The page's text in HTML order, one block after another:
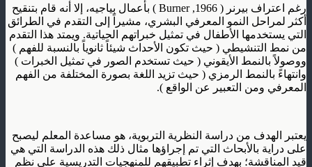
رغم اعتراف بيرنر ( Burner ,1966 ) بأعمال بياجيه، إلا أنه قام بتنقيح
أكثر لمراحل النمو المعرفي البشري، مشيراً إلى التقدم في الطرائق
التي يستخدمها الأطفال في تمثيل خبراتهم الحياتية. ويمتد هذا التقدم
من نمط التنشيطي ( حيث تكون الأحداث شيئاً ثانوياً بالنسبة للفهم )
ووصولاً بالنمط الأيقوني ( حيث تستخدم الصور في تمثيل الخبرات )
وانتهاءً بالنمط الرمزي ( حيث تزيد اللغة بصورة المختلفة من الفهم
المعرفي ومن التعبير عن الواقع ).
يعتبر الهدف من دراسة النظرية التربوية، هو مساعدة المعلم ليصبح
على دراية بالأبحاث التي تم إجراؤها مثال ذلك هذه الدراسة التي هي
قيد المناقشة؛ بهدف إثراء تطبيقهم للمنهجيات التدريسية على نظم